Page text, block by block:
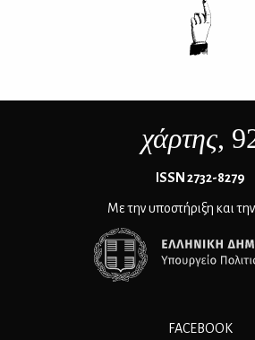
χάρτης,
ΙSSN 2732-8279
Με την υποστήριξη και
FACEBOOK